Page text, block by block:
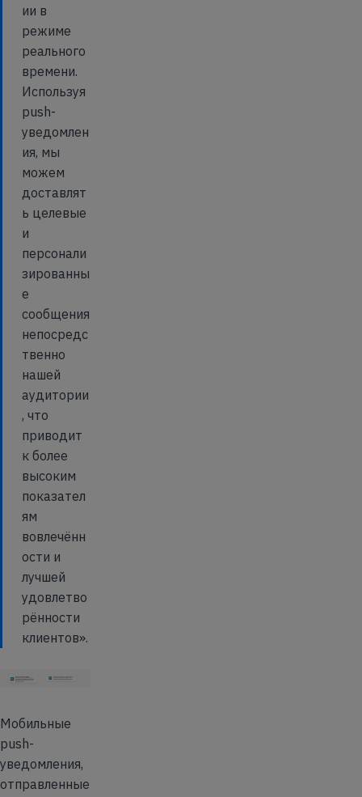
ии в
режиме
реального
времени.
Используя
push-
уведомлен
ия, мы
можем
доставлят
ь целевые
и
персонали
зированны
е
сообщения
непосредс
твенно
нашей
аудитории
, что
приводит
к более
высоким
показател
ям
вовлечённ
ости и
лучшей
удовлетво
рённости
клиентов».
Мобильные
push-
уведомления,
отправленные